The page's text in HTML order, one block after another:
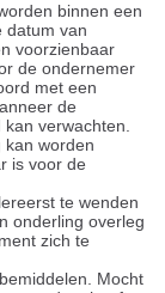
binnen een
datum van
voorzienbaar
de ondernemer
met een
de
verwachten.
kan worden
is voor de
te wenden
onderling overleg
zich te
Mocht